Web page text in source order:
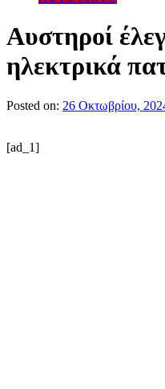
Αυστηροί
ηλεκτρικά
Posted on: 26 Οκτωβρίου,
[ad_1]